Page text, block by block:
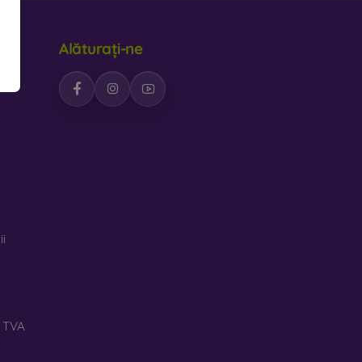
Alăturați-ne